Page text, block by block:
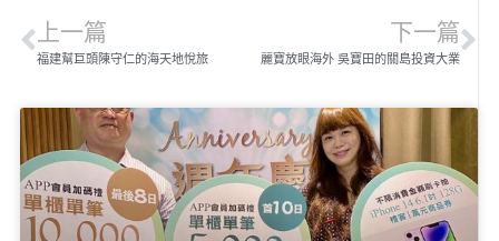
上一篇
福建幫巨頭陳守仁的海天地悅旅
下一篇
麗寶放眼海外 吳寶田的關島投資大業